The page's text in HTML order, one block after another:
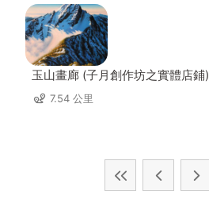
玉山畫廊 (子月創作坊之實體店鋪)
7.54 公里